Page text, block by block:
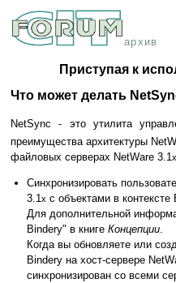
архив
Приступая к
Что может делать
NetSync - это утилита
преимущества архитектуры
файловых серверах NetWare 3.1x
Синхронизировать
3.1x с объектами в
Для дополнительной
Bindery" в книге Концепции.
Когда вы обновляете или
Bindery на хост-сервере
синхронизирован со всеми